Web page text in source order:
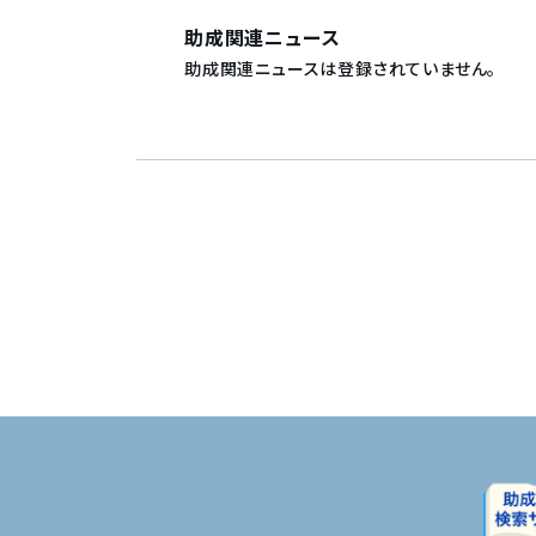
助成関連ニュース
助成関連ニュースは登録されていません。